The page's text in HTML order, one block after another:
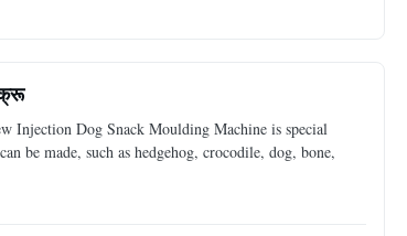
Injection Dog Snack Moulding Machine is special
be made, such as hedgehog, crocodile, dog, bone,